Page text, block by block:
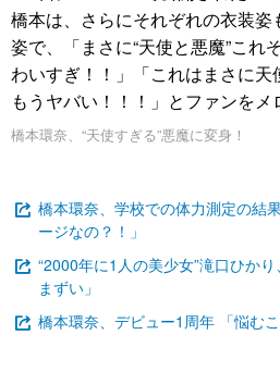
橋本は、さらにそれぞれの衣装
姿で、「まさに“天使と悪魔”これ
わいすぎ！！」「これはまさに
もうヤバい！！！」とファンをメ
橋本環奈、“天使すぎる”悪魔に変身！
橋本環奈、学校での体力測定の結
ージなの？！」
“2000年に1人の美少女”滝口ひか
まずい」
橋本環奈、デビュー1周年 「悩む